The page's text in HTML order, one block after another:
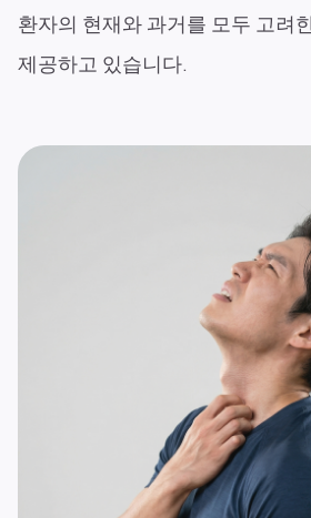
환자의 현재와 과거를 모두 고려
제공하고 있습니다.